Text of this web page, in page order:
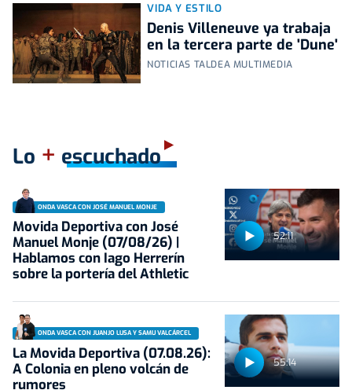
VIDA Y ESTILO
Denis Villeneuve ya trabaja
en la tercera parte de 'Dune'
NOTICIAS TALDEA MULTIMEDIA
Lo + escuchado
52:11
ONDA VASCA CON JOSÉ MANUEL MONJE
Movida Deportiva con José
Manuel Monje (07/08/26) |
Hablamos con Iago Herrerín
sobre la portería del Athletic
55:14
ONDA VASCA CON JUANJO LUSA Y SAMU VALCÁRCEL
La Movida Deportiva (07.08.26):
A Colonia en pleno volcán de
rumores